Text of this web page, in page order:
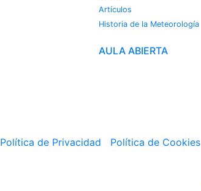
Artículos
Historia de la Meteorología
AULA ABIERTA
Política de Privacidad Política de Cookies